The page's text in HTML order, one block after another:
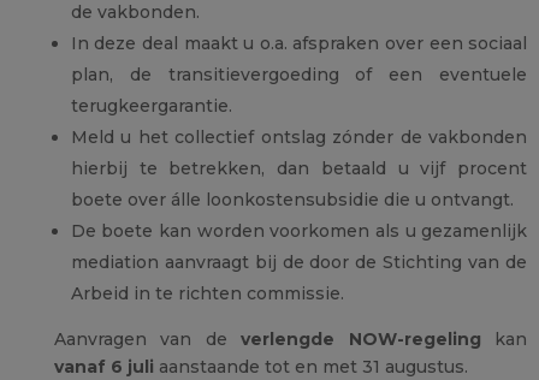
de vakbonden.
In deze deal maakt u o.a. afspraken over een sociaal
plan, de transitievergoeding of een eventuele
terugkeergarantie.
Meld u het collectief ontslag zónder de vakbonden
hierbij te betrekken, dan betaald u vijf procent
boete over álle loonkostensubsidie die u ontvangt.
De boete kan worden voorkomen als u gezamenlijk
mediation aanvraagt bij de door de Stichting van de
Arbeid in te richten commissie.
Aanvragen van deverlengde NOW-regeling kan
vanaf 6 juli aanstaande tot en met 31 augustus.